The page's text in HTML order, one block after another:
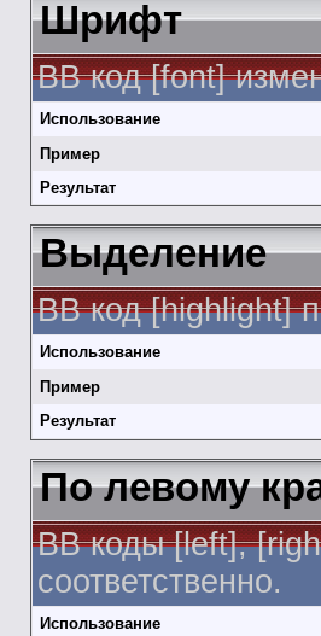
Шрифт
BB код [font]
Использование
Пример
Результат
Выделение
BB код [highlight]
Использование
Пример
Результат
По левому
BB коды [left],
соответственно.
Использование